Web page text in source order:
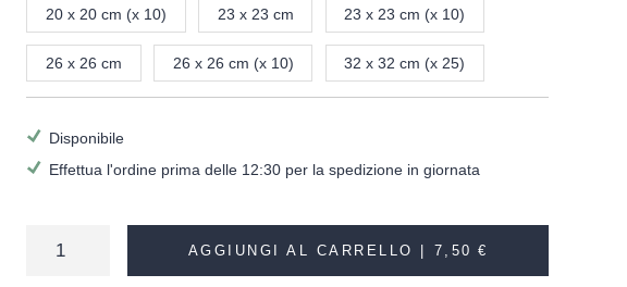
20 x 20 cm (x 10) 23 x 23 cm 23 x 23 cm (x 10)
26 x 26 cm 26 x 26 cm (x 10) 32 x 32 cm (x 25)
Disponibile
Effettua l'ordine prima delle 12:30 per la spedizione in giornata
AGGIUNGI AL CARRELLO | 7,50 €